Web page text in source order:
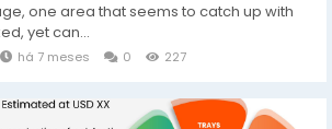
one area that seems to catch up with
yet can...
há 7 meses 0 227